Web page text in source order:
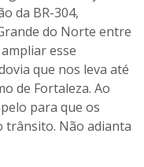
da BR-304,
do Norte entre
esse
que nos leva até
de Fortaleza. Ao
para que os
trânsito. Não adianta